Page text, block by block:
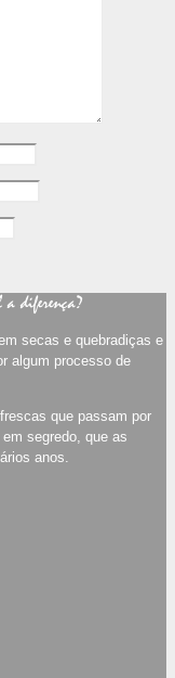
a diferença?
secas e quebradiças e
algum processo de
que passam por
segredo, que as
anos.